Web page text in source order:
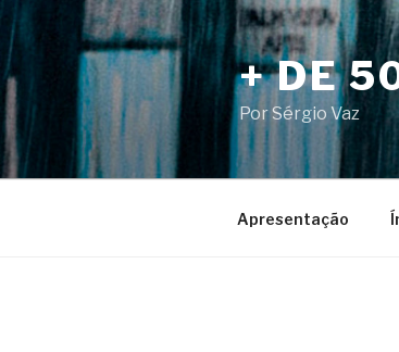
para
o
conteúdo
+ DE
Por Sérgio Vaz
Apresentação